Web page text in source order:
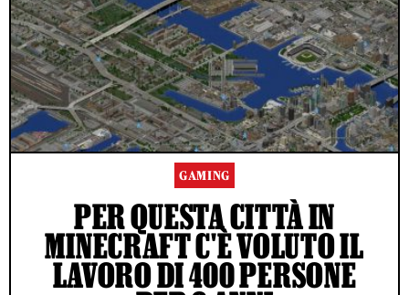
GAMING
PER QUESTA CITTÀ IN
MINECRAFT C'È VOLUTO IL
LAVORO DI 400 PERSONE